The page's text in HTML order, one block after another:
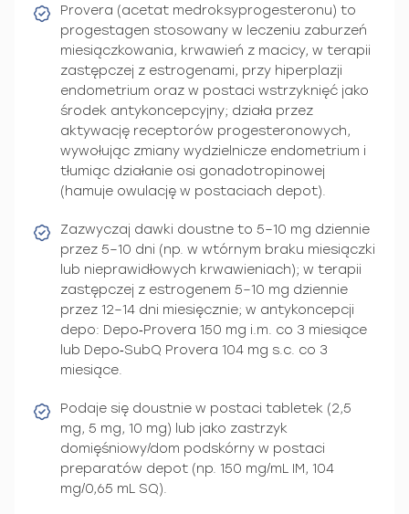
Provera (acetat medroksyprogesteronu) to
progestagen stosowany w leczeniu zaburzeń
miesiączkowania, krwawień z macicy, w terapii
zastępczej z estrogenami, przy hiperplazji
endometrium oraz w postaci wstrzyknięć jako
środek antykoncepcyjny; działa przez
aktywację receptorów progesteronowych,
wywołując zmiany wydzielnicze endometrium i
tłumiąc działanie osi gonadotropinowej
(hamuje owulację w postaciach depot).
Zazwyczaj dawki doustne to 5–10 mg dziennie
przez 5–10 dni (np. w wtórnym braku miesiączki
lub nieprawidłowych krwawieniach); w terapii
zastępczej z estrogenem 5–10 mg dziennie
przez 12–14 dni miesięcznie; w antykoncepcji
depo: Depo‑Provera 150 mg i.m. co 3 miesiące
lub Depo‑SubQ Provera 104 mg s.c. co 3
miesiące.
Podaje się doustnie w postaci tabletek (2,5
mg, 5 mg, 10 mg) lub jako zastrzyk
domięśniowy/dom podskórny w postaci
preparatów depot (np. 150 mg/mL IM, 104
mg/0,65 mL SQ).